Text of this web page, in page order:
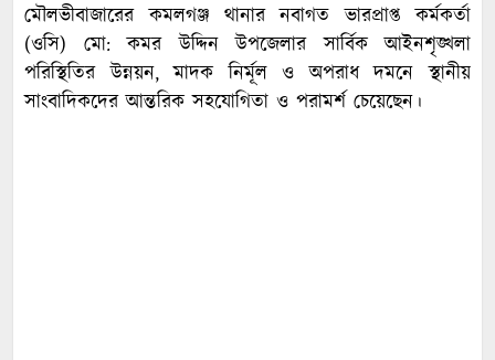
মৌলভীবাজারের কমলগঞ্জ থানার নবাগত ভারপ্রাপ্ত কর্মকর্তা
(ওসি) মো: কমর উদ্দিন উপজেলার সার্বিক আইনশৃঙ্খলা
পরিস্থিতির উন্নয়ন, মাদক নির্মূল ও অপরাধ দমনে স্থানীয়
সাংবাদিকদের আন্তরিক সহযোগিতা ও পরামর্শ চেয়েছেন।